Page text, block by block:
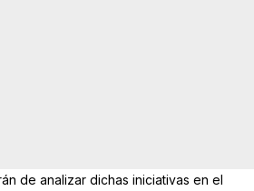
de analizar dichas iniciativas en el